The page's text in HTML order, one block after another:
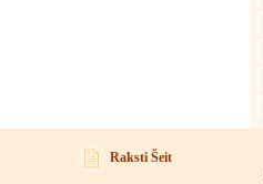
Raksti Šeit